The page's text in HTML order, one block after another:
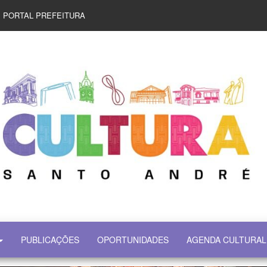
PORTAL PREFEITURA
PUBLICAÇÕES OPORTUNIDADES AGENDA CULTURAL